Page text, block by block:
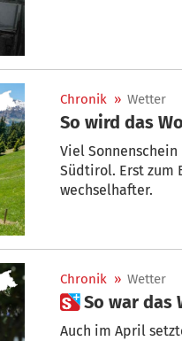
Chronik » Wetter
So wird das
Viel
Südtirol. Erst zum
wechselhafter.
Chronik » Wetter
 So war
Auch im April